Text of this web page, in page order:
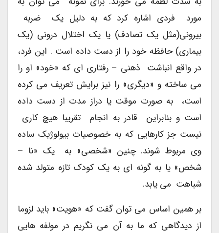
مورد فردی اشاره کرد که به دلیل یک ضربه
بیرونی(مثل یک تصادف) یا یک اختلال درونی (یک
بیماری) حافظه خود را از دست داده است . این فرد،
در واقع انباشت ذهنی – رفتاری ای که «خود» او را
می ساخته و «دیگری» را نیز برایش تعریف می کرده
است، به صورت موقت یا دراز مدت از دست داده
است و بنابراین قادر به انجام تقریبا هیچ کاری
نیست جز کارهایی که به خصوصیات بیولوژیک ساده
وی مربوط شوند. چنین «شخصی» به یک «نا –
شخص» یا به گونه ای به یک کودک تازه متولد شده
شباهت می یابد.
بر همین اساس می توان گفت که «هویت» باید لزوما
از دیدگاهی که ما به آن می نگریم در مولفه هایی